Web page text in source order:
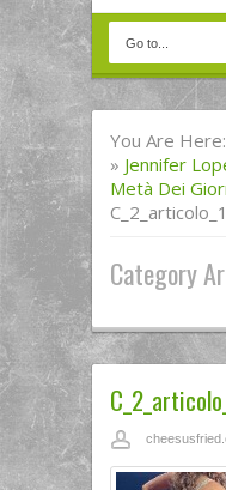
You Are Here:
» Jennifer
Metà Dei
Category